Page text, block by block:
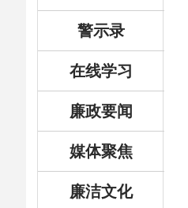
警示录
在线学习
廉政要闻
媒体聚焦
廉洁文化